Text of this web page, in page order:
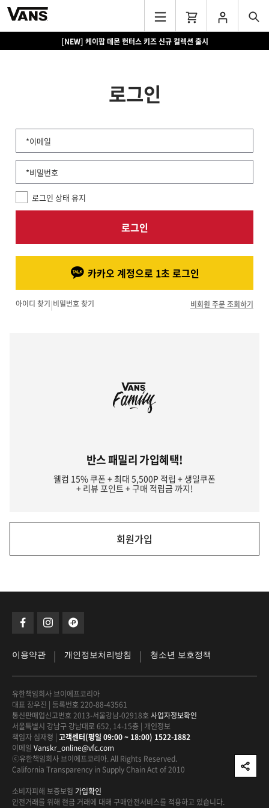
[NEW] 케이팝 데몬 헌터스 키즈 신규 컬렉션 출시
로그인
*이메일
*비밀번호
로그인 상태 유지
로그인
카카오 계정으로 1초 로그인
아이디 찾기|비밀번호 찾기 비회원 주문 조회하기
반스 패밀리 가입혜택!
웰컴 15% 쿠폰 + 최대 5,500P 적립 + 생일쿠폰
+ 리뷰 포인트 + 구매 적립금 까지!
회원가입
이용약관 | 개인정보처리방침 | 청소년 보호정책
유한책임회사 브이에프코리아
대표 장우진 | 등록번호 220-88-43561
통신판매업신고번호 2013-서울강남-02918호 사업자정보확인
서울특별시 강남구 강남대로 652, 14-15층 | 개인정보
책임자 심재형 | 고객센터(평일 09:00 ~ 18:00) 1522-1882
이메일 Vanskr_online@vfc.com
ⓒ유한책임회사 브이에프코리아. All Rights Reserved.
California Transparency in Supply Chain Act of 2010
소비자피해 보증보험 가입확인
안전거래를 위해 현금 거래에 대해 구매안전서비스를 적용하고 있습니다.